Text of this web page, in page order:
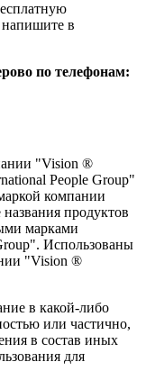
в
по телефонам:
"Vision ®
People Group"
компании
продуктов
марками
Использованы
"Vision ®
в какой-либо
или частично,
в состав иных
для